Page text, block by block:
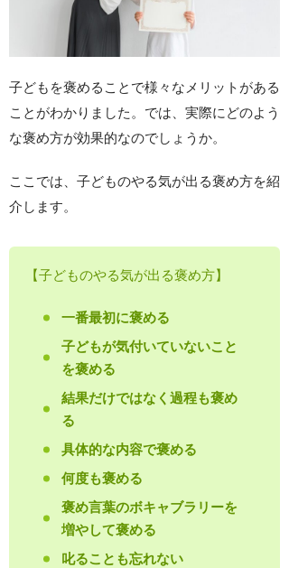
子どもを褒めることで様々なメリットがある
ことがわかりました。では、実際にどのよう
な褒め方が効果的なのでしょうか。
ここでは、子どものやる気が出る褒め方を紹
介します。
【子どものやる気が出る褒め方】
一番最初に褒める
子どもが気付いていないこと
を褒める
結果だけではなく過程も褒め
る
具体的な内容で褒める
何度も褒める
褒め言葉のボキャブラリーを
増やして褒める
叱ることも忘れない